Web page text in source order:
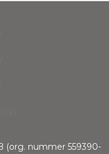
(org. nummer 559390-